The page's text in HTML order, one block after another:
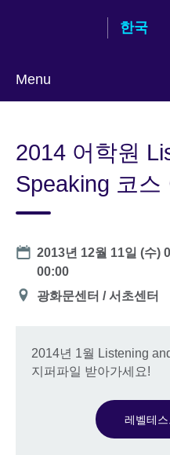
content
한국
Menu
2014 어학원
Speaking 코스
Date
2013년 12월 11일 (수)
00:00
장
광화문센터 / 서초센터
2014년 1월 Listening
지퍼파일 받아가세요!
레벨테